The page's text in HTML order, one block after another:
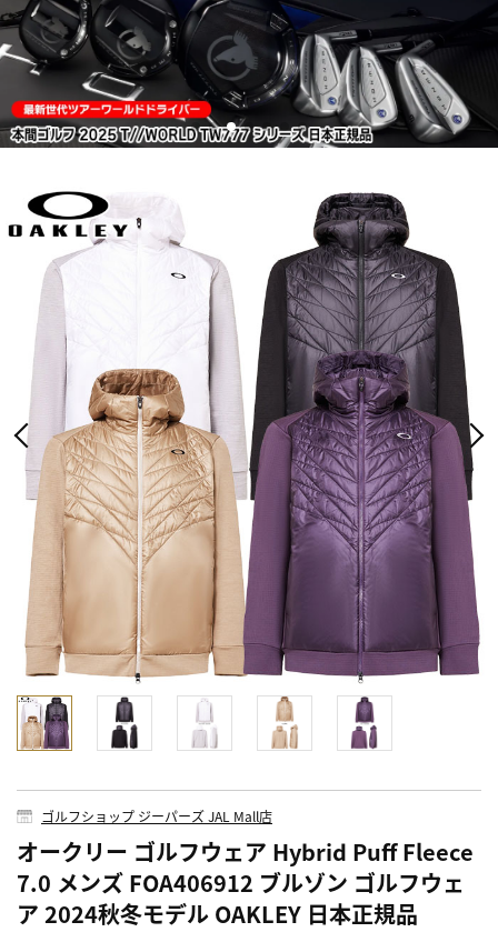
ゴルフショップ ジーパーズ JAL Mall店
オークリー ゴルフウェア Hybrid Puff Fleece
7.0 メンズ FOA406912 ブルゾン ゴルフウェ
ア 2024秋冬モデル OAKLEY 日本正規品